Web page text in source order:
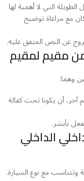
التي لا أهمية لها
مع مراعاة توضيح
عن النص المتفق عليه.
مقيم لمقيم
وهما:
أن يكونا تحت كفالة
بأبشر.
الداخلي
مع نوع السيارة.